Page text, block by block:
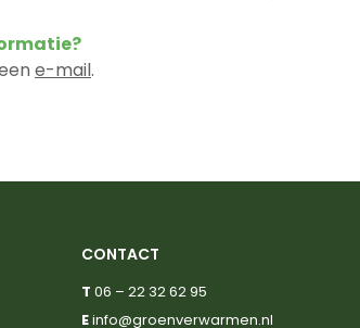
e-mail.
CONTACT
T 06 – 22 32 62 95
Einfo@groenverwarmen.nl